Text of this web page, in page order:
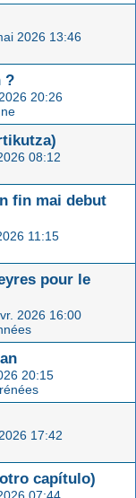
2026 13:46
?
20:26
08:12
fin mai debut
11:15
pour le
2026 16:00
20:15
17:42
capítulo)